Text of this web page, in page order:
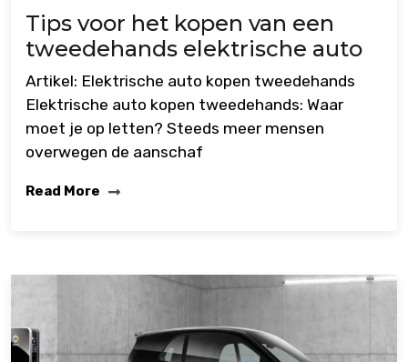
Tips voor het kopen van een
tweedehands elektrische auto
Artikel: Elektrische auto kopen tweedehands
Elektrische auto kopen tweedehands: Waar
moet je op letten? Steeds meer mensen
overwegen de aanschaf
Read More